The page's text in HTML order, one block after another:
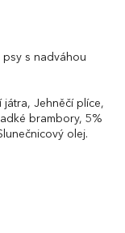
psy s nadváhou
játra, Jehněčí plíce,
brambory, 5%
olej.